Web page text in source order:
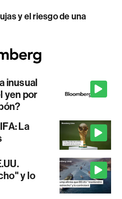
y el riesgo de una
inusual
yen por
La
y lo